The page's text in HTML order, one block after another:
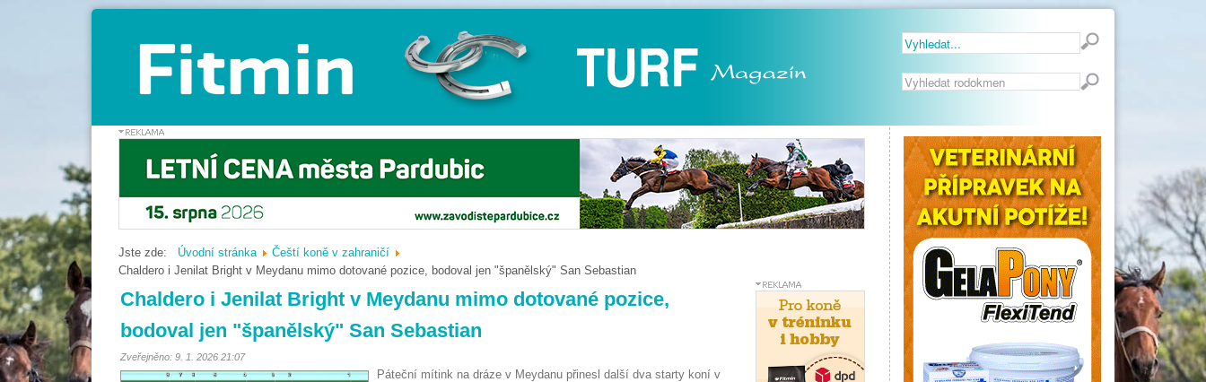
Vyhledávání...
Jste zde: Úvodní stránka
Čeští koně v zahraničí
Chaldero i Jenilat Bright v Meydanu mimo dotované pozice, bodoval jen "španělský" San Sebastian
Chaldero i Jenilat Bright v Meydanu mimo dotované pozice,
bodoval jen "španělský" San Sebastian
Zveřejněno: 9. 1. 2026 21:07
Páteční mítink na dráze v Meydanu přinesl další dva starty koní v